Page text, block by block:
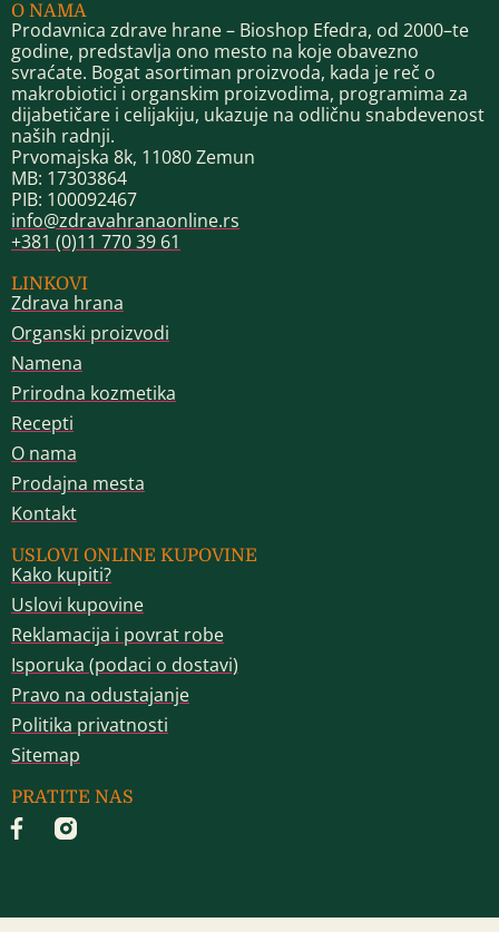
O NAMA
Prodavnica zdrave hrane – Bioshop Efedra, od 2000–te
godine, predstavlja ono mesto na koje obavezno
svraćate. Bogat asortiman proizvoda, kada je reč o
makrobiotici i organskim proizvodima, programima za
dijabetičare i celijakiju, ukazuje na odličnu snabdevenost
naših radnji.
Prvomajska 8k, 11080 Zemun
MB: 17303864
PIB: 100092467
info@zdravahranaonline.rs
+381 (0)11 770 39 61
LINKOVI
Zdrava hrana
Organski proizvodi
Namena
Prirodna kozmetika
Recepti
O nama
Prodajna mesta
Kontakt
USLOVI ONLINE KUPOVINE
Kako kupiti?
Uslovi kupovine
Reklamacija i povrat robe
Isporuka (podaci o dostavi)
Pravo na odustajanje
Politika privatnosti
Sitemap
PRATITE NAS